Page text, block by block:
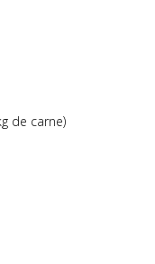
de carne)